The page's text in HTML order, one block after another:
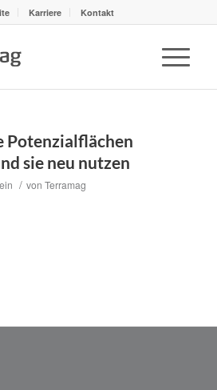
Karriere Kontakt
Potenzialflächen
sie neu nutzen
/ von Terramag